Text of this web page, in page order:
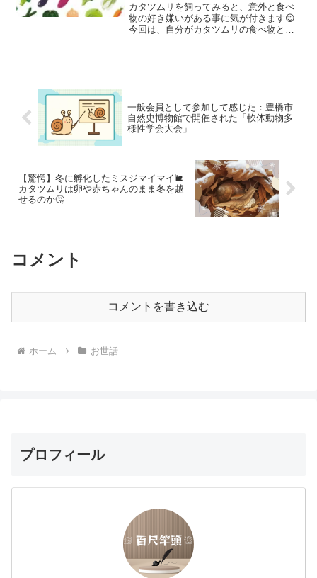
カタツムリを飼ってみると、意外と食べ
物の好き嫌いがある事に気が付きます😊
今回は、自分がカタツムリの食べ物とし
一般会員として参加して感じた：豊橋市
自然史博物館で開催された「軟体動物多
様性学会大会」
【驚愕】冬に孵化したミスジマイマイ🐌
カタツムリは卵や赤ちゃんのまま冬を越
せるのか🤔
コメント
コメントを書き込む
ホーム お世話
プロフィール